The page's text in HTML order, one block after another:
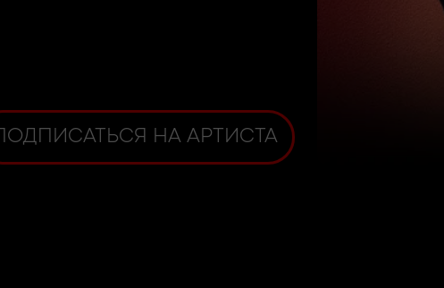
ПОДПИСАТЬСЯ НА АРТИСТА